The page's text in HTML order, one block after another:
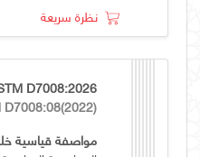
نظرة سريعة
D7008:2026
D7008:08(2022)
مواصفة قياسية